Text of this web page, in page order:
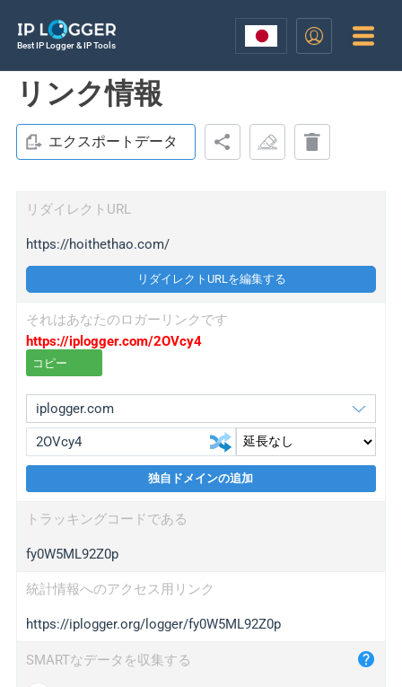
Best IP Logger & IP Tools
リンク情報
エクスポートデータ
リダイレクトURL
https://hoithethao.com/
リダイレクトURLを編集する
それはあなたのロガーリンクです
https://iplogger.com/2OVcy4
コピー
wl.gl
ed.tc
bc.ax
iplogger.com
maper.info
独自ドメインの追加
トラッキングコードである
fy0W5ML92Z0p
統計情報へのアクセス用リンク
https://iplogger.org/logger/fy0W5ML92Z0p
SMARTなデータを収集する